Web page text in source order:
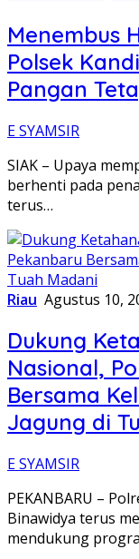
Menembus
Polsek
Pangan
E SYAMSIR
SIAK – Upaya
berhenti pada
terus…
Riau Agustus 10,
Dukung
Nasional,
Bersama
Jagung di
E SYAMSIR
PEKANBARU –
Binawidya terus
mendukung